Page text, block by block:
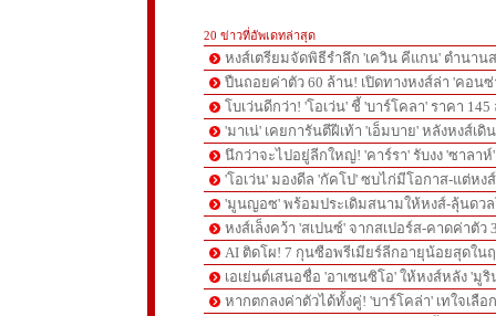
20 ข่าวที่อัพเดทล่าสุด
หงส์เตรียมจัดพิธีรำลึก 'เควิน คีแกน' ตำนาน
ปืนถอยค่าตัว 60 ล้าน! เปิดทางหงส์ล่า 'คอนซ่
โบเว่นดีกว่า! 'โอเว่น' ชี้ 'บาร์โคลา' ราคา
'มาเน่' เคยการันตีฝีเท้า 'เอ็มบาย' หลังหงส์เดิ
นึกว่าจะไปอยู่ลีกใหญ่! 'คาร์รา' รับงง 'ซาลา
'โอเว่น' มองดีล 'กัคโป' ซบไก่มีโอกาส-แต่ห
'มูนญอซ' พร้อมประเดิมสนามให้หงส์-ลุ้นดว
หงส์เล็งคว้า 'สเปนซ์' จากสเปอร์ส-คาดค่าตัว
AI ติดโผ! 7 กุนซือพรีเมียร์ลีกอายุน้อยสุดใน
เอเย่นต์เสนอชื่อ 'อาเซนซิโอ' ให้หงส์หลัง 'มู
หากตกลงค่าตัวได้ทั้งคู่! 'บาร์โคล่า' เทใจเลือ